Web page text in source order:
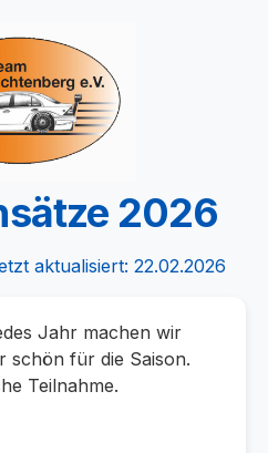
2026
aktualisiert: 22.02.2026
Jahr machen wir
schön für die Saison.
Teilnahme.